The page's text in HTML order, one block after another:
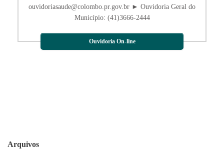
ouvidoriasaude@colombo.pr.gov.br ► Ouvidoria Geral do
Município: (41)3666-2444
Ouvidoria On-line
Arquivos